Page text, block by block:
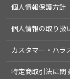
個人情報保護方針
個人情報の取り扱
カスタマー・ハラ
特定商取引法に関